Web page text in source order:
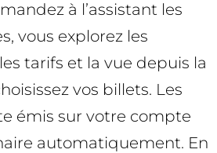
à l’assistant les
vous explorez les
tarifs et la vue depuis la
vos billets. Les
émis sur votre compte
automatiquement. En